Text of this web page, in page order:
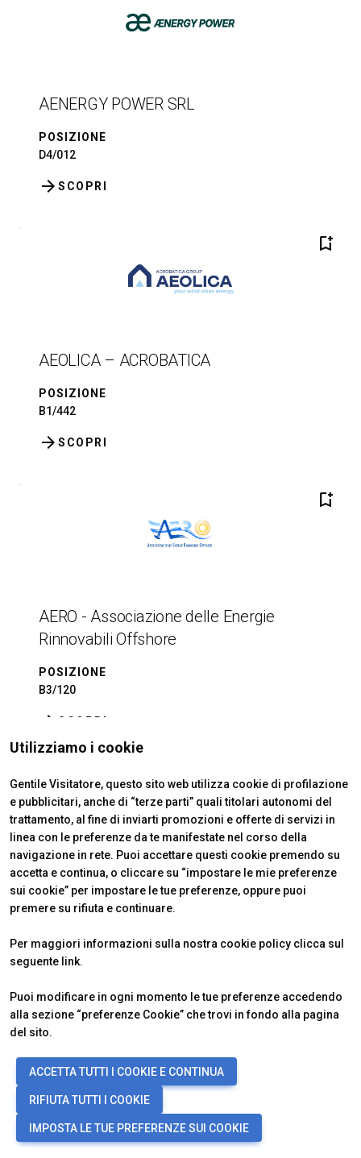
AENERGY POWER SRL
POSIZIONE
D4/012
SCOPRI
arrow_forward
bookmark_add
AEOLICA – ACROBATICA
POSIZIONE
B1/442
SCOPRI
arrow_forward
bookmark_add
AERO - Associazione delle Energie
Rinnovabili Offshore
POSIZIONE
B3/120
SCOPRI
arrow_forward
add
Utilizziamo i cookie
Gentile Visitatore, questo sito web utilizza cookie di profilazione
e pubblicitari, anche di “terze parti” quali titolari autonomi del
trattamento, al fine di inviarti promozioni e offerte di servizi in
linea con le preferenze da te manifestate nel corso della
navigazione in rete. Puoi accettare questi cookie premendo su
accetta e continua, o cliccare su “impostare le mie preferenze
sui cookie” per impostare le tue preferenze, oppure puoi
premere su rifiuta e continuare.
Per maggiori informazioni sulla nostra cookie policy clicca sul
seguente link.
Puoi modificare in ogni momento le tue preferenze accedendo
alla sezione “preferenze Cookie” che trovi in fondo alla pagina
del sito.
ACCETTA TUTTI I COOKIE E CONTINUA
RIFIUTA TUTTI I COOKIE
IMPOSTA LE TUE PREFERENZE SUI COOKIE
ABOUT
Edizione 2026
Contatti
ESPORRE
Richiedi un preventivo
Perchè visitare
Biglietti, date e orari
Scopri Rimini